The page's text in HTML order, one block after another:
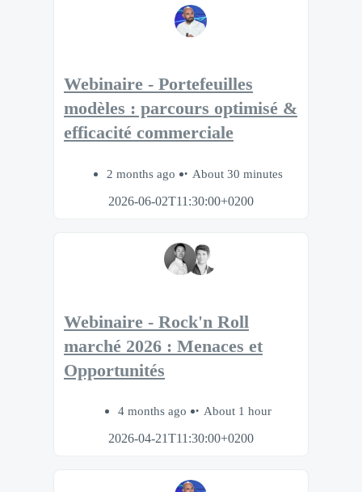
Webinaire - Portefeuilles
modèles : parcours optimisé &
efficacité commerciale
2 months ago
About 30 minutes
2026-06-02T11:30:00+0200
Webinaire - Rock'n Roll
marché 2026 : Menaces et
Opportunités
4 months ago
About 1 hour
2026-04-21T11:30:00+0200